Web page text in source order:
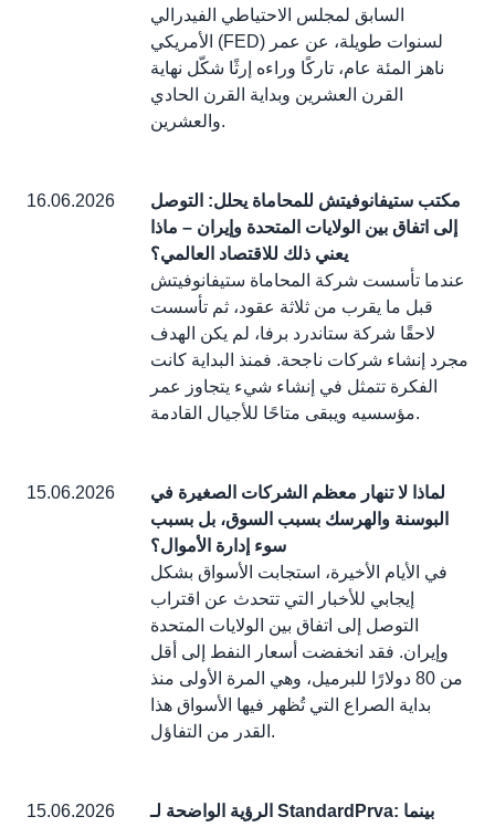
السابق لمجلس الاحتياطي الفيدرالي
الأمريكي (FED) لسنوات طويلة، عن عمر
ناهز المئة عام، تاركًا وراءه إرثًا شكّل نهاية
القرن العشرين وبداية القرن الحادي
والعشرين.
16.06.2026
مكتب ستيفانوفيتش للمحاماة يحلل: التوصل
إلى اتفاق بين الولايات المتحدة وإيران – ماذا
يعني ذلك للاقتصاد العالمي؟
عندما تأسست شركة المحاماة ستيفانوفيتش
قبل ما يقرب من ثلاثة عقود، ثم تأسست
لاحقًا شركة ستاندرد برفا، لم يكن الهدف
مجرد إنشاء شركات ناجحة. فمنذ البداية كانت
الفكرة تتمثل في إنشاء شيء يتجاوز عمر
مؤسسيه ويبقى متاحًا للأجيال القادمة.
15.06.2026
لماذا لا تنهار معظم الشركات الصغيرة في
البوسنة والهرسك بسبب السوق، بل بسبب
سوء إدارة الأموال؟
في الأيام الأخيرة، استجابت الأسواق بشكل
إيجابي للأخبار التي تتحدث عن اقتراب
التوصل إلى اتفاق بين الولايات المتحدة
وإيران. فقد انخفضت أسعار النفط إلى أقل
من 80 دولارًا للبرميل، وهي المرة الأولى منذ
بداية الصراع التي تُظهر فيها الأسواق هذا
القدر من التفاؤل.
15.06.2026
الرؤية الواضحة لـ StandardPrva: بينما